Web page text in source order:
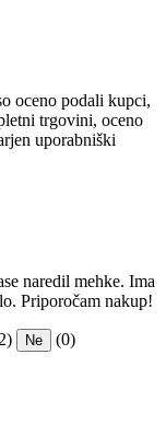
oceno podali kupci,
trgovini, oceno
uporabniški
naredil mehke. Ima
Priporočam nakup!
Ne (0)